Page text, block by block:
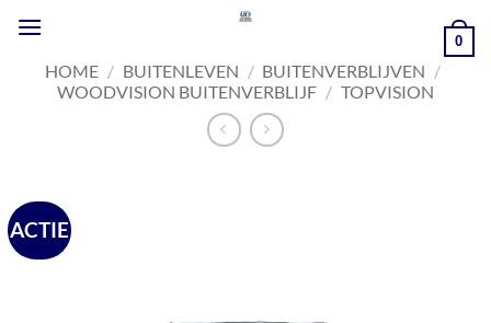
naar
inhoud
0
HOME / BUITENLEVEN / BUITENVERBLIJVEN /
WOODVISION BUITENVERBLIJF / TOPVISION
ACTIE